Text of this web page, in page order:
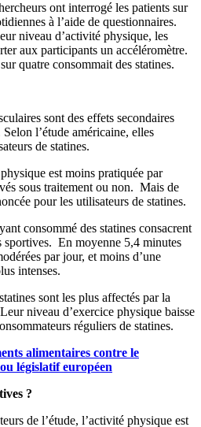
ont interrogé les patients sur
à l’aide de questionnaires.
niveau d’activité physique, les
aux participants un accéléromètre.
quatre consommait des statines.
sont des effets secondaires
l’étude américaine, elles
de statines.
est moins pratiquée par
sous traitement ou non. Mais de
pour les utilisateurs de statines.
consommé des statines consacrent
sportives. En moyenne 5,4 minutes
par jour, et moins d’une
intenses.
sont les plus affectés par la
niveau d’exercice physique baisse
réguliers de statines.
alimentaires contre le
législatif européen
?
de l’étude, l’activité physique est